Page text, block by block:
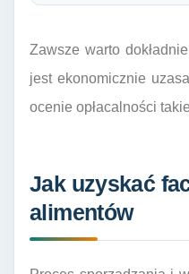
Zawsze warto
jest ekonomicznie
ocenie opłacalności
Jak uzyskać
alimentów